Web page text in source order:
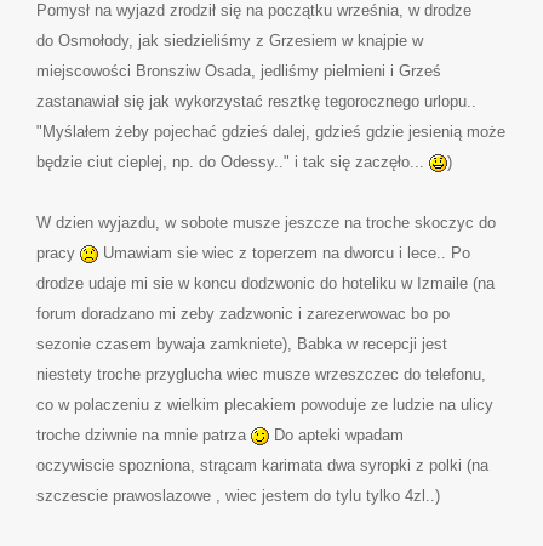
Pomysł na wyjazd zrodził się na początku września, w drodze
do Osmołody, jak siedzieliśmy z Grzesiem w knajpie w
miejscowości Bronsziw Osada, jedliśmy pielmieni i Grześ
zastanawiał się jak wykorzystać resztkę tegorocznego urlopu..
"Myślałem żeby pojechać gdzieś dalej, gdzieś gdzie jesienią może
będzie ciut cieplej, np. do Odessy.." i tak się zaczęło...
)
W dzien wyjazdu, w sobote musze jeszcze na troche skoczyc do
pracy
Umawiam sie wiec z toperzem na dworcu i lece.. Po
drodze udaje mi sie w koncu dodzwonic do hoteliku w Izmaile (na
forum doradzano mi zeby zadzwonic i zarezerwowac bo po
sezonie czasem bywaja zamkniete), Babka w recepcji jest
niestety troche przyglucha wiec musze wrzeszczec do telefonu,
co w polaczeniu z wielkim plecakiem powoduje ze ludzie na ulicy
troche dziwnie na mnie patrza
Do apteki wpadam
oczywiscie spozniona, strącam karimata dwa syropki z polki (na
szczescie prawoslazowe , wiec jestem do tylu tylko 4zl..)